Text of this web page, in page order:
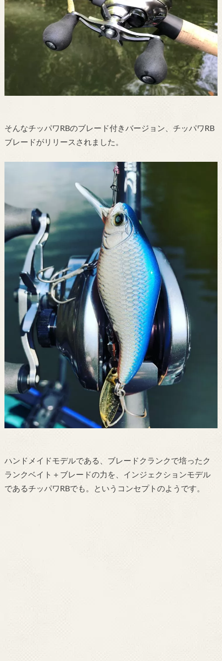
そんなチッパワRBのブレード付きバージョン、チッパワRB
ブレードがリリースされました。
ハンドメイドモデルである、ブレードクランクで培ったク
ランクベイト＋ブレードの力を、インジェクションモデル
であるチッパワRBでも。というコンセプトのようです。